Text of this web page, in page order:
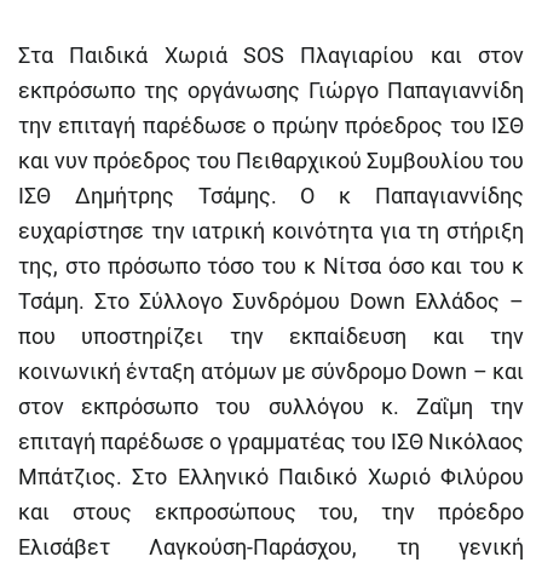
Στα Παιδικά Χωριά SOS Πλαγιαρίου και στον
εκπρόσωπο της οργάνωσης Γιώργο Παπαγιαννίδη
την επιταγή παρέδωσε ο πρώην πρόεδρος του ΙΣΘ
και νυν πρόεδρος του Πειθαρχικού Συμβουλίου του
ΙΣΘ Δημήτρης Τσάμης. Ο κ Παπαγιαννίδης
ευχαρίστησε την ιατρική κοινότητα για τη στήριξη
της, στο πρόσωπο τόσο του κ Νίτσα όσο και του κ
Τσάμη. Στο Σύλλογο Συνδρόμου Down Ελλάδος –
που υποστηρίζει την εκπαίδευση και την
κοινωνική ένταξη ατόμων με σύνδρομο Down – και
στον εκπρόσωπο του συλλόγου κ. Ζαΐμη την
επιταγή παρέδωσε ο γραμματέας του ΙΣΘ Νικόλαος
Μπάτζιος. Στο Ελληνικό Παιδικό Χωριό Φιλύρου
και στους εκπροσώπους του, την πρόεδρο
Ελισάβετ Λαγκούση-Παράσχου, τη γενική